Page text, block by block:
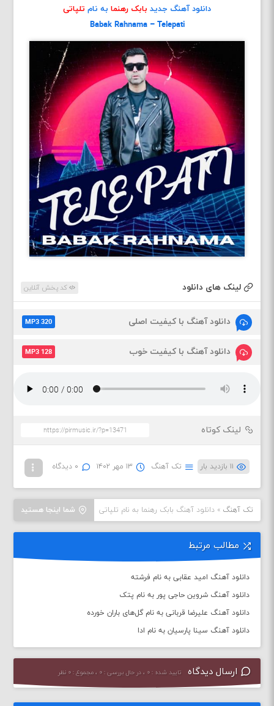
دانلود آهنگ جدید بابک رهنما به نام تلپاتی
Babak Rahnama – Telepati
لینک های دانلود کد پخش آنلاین
دانلود آهنگ با کیفیت اصلی MP3 320
دانلود آهنگ با کیفیت خوب MP3 128
لینک کوتاه
۱۱ بازدید بار تک آهنگ ۱۳ مهر ۱۴۰۲ ۰ دیدگاه
شما اینجا هستید تک آهنگ »دانلود آهنگ بابک رهنما به نام تلپاتی
مطالب مرتبط
دانلود آهنگ امید عقابی به نام فرشته
دانلود آهنگ شروین حاجی پور به نام پتک
دانلود آهنگ علیرضا قربانی به نام گل‌های باران خورده
دانلود آهنگ سینا پارسیان به نام ادا
ارسال دیدگاه تایید شده : ۰ ، در حال بررسی : ۰ ، مجموع : ۰ نظر